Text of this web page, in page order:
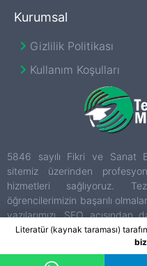
Kurumsal
Gizlilik Politikası
Kullanım Koşulları
5846 sayılı Fikri ve Sanat
sitemiz üzerinden
hizmetleri sağlıyoruz.
öğrencilerimizin başarılı
yazılarımızı, SEO
sitemize ekliyoruz.
iletişime geçebilir ve daha
Literatür (kaynak taraması)